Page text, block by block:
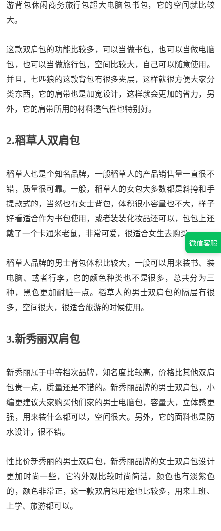
游背包休闲商务旅行包超大电脑包书包，它的空间就比较
大。
这款双肩包的功能比较多，可以当做书包，也可以当做电脑
包，也可以当做旅行包，空间比较大，自己可以随意使用。
并且，七匹狼的这款背包有很多夹层，这样就很方便大家分
类东西，它的肩带也是加宽设计，这样就会更加的省力，另
外，它的肩带所用的材料透气性也特别好。
2.稻草人双肩包
稻草人也是个知名品牌，一般稻草人的产品销售量一直很不
错，质量很可靠。一般，稻草人的女包大多数都是斜挎和手
提款式的，当然也有女士背包，体积很小容量也不大，样子
好看适合作为书包使用，或者装装化妆品还可以，包包上还
戴了一个卡通米老鼠，非常可爱，很适合女生去购买。
稻草人品牌的男士背包体积比较大，一般可以用来装书、装
电脑、或者行李，它的颜色种类也不是很多，总共分为三
种，黑色更加耐脏一点。稻草人的男士双肩包的隔层有很
多，空间很大，很适合旅游的时候使用。
3.新秀丽双肩包
新秀丽属于中等档次品牌，知名度比较高，价格比其他双肩
包贵一点，质量还是不错的。新秀丽品牌的男士双肩包，小
编更建议大家购买他们家的男士电脑包，容量大，立体感更
强，用来装什么都可以，空间很大。另外，它的面料也是防
水设计，很不错。
性比价新秀丽的男士双肩包，新秀丽品牌的女士双肩包设计
更加时尚一些，它的外观比较时尚简洁，颜色也有淡紫色
的，颜色非常正，这一款双肩包用途也比较多，用来上班、
上学、旅游都可以。
微信客服